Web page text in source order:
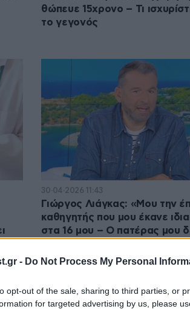
- Do Not Process My Personal
opt-out of the sale, sharing to third parties, or
for targeted advertising by us, please
θώπευε 15χρονο – Τι
το γεγονός
30·04·2026 11:43
Γιώργος Λιάγκας: «Μου την
καθηγητής που μου έκανε
στα 16 μου – Ο πατέρας μου